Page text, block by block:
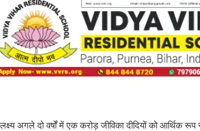
अगले दो वर्षों में एक करोड़ जीविका दीदियों को आर्थिक रूप